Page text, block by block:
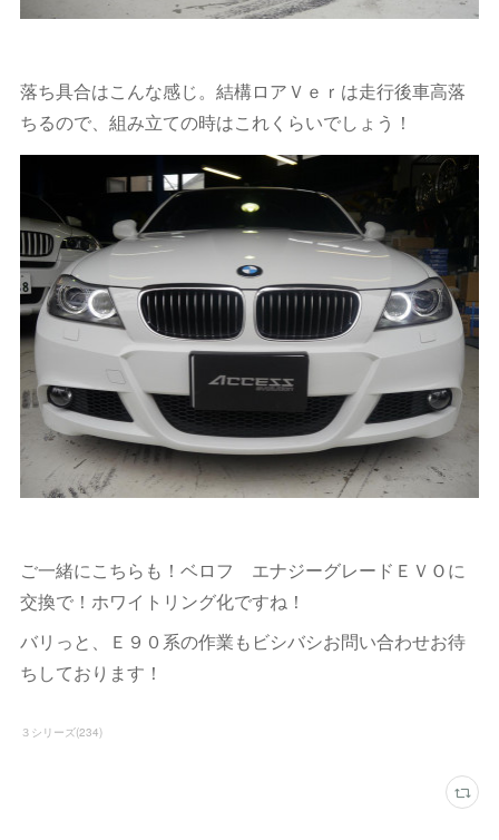
落ち具合はこんな感じ。結構ロアＶｅｒは走行後車高落
ちるので、組み立ての時はこれくらいでしょう！
ご一緒にこちらも！ベロフ エナジーグレードＥＶＯに
交換で！ホワイトリング化ですね！
バリっと、Ｅ９０系の作業もビシバシお問い合わせお待
ちしております！
３シリーズ(234)